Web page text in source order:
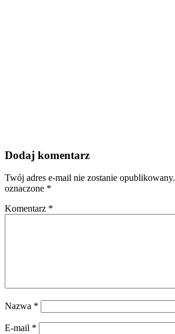
Dodaj komentarz
Twój adres e-mail nie zostanie opublikowany.
oznaczone *
Komentarz *
Nazwa *
E-mail *